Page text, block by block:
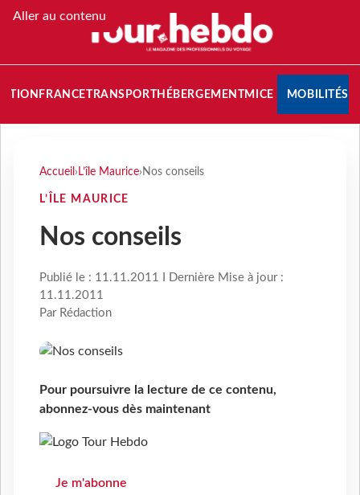
Aller au contenu
FRANCETRANSPORT HÉBERGEMENTMICE MOBILITÉS
Accueil › L’île Maurice› Nos conseils
L’ÎLE MAURICE
Nos conseils
Publié le : 11.11.2011 I Dernière Mise à jour :
11.11.2011
Par Rédaction
Pour poursuivre la lecture de ce contenu,
abonnez-vous dès maintenant
Je m'abonne